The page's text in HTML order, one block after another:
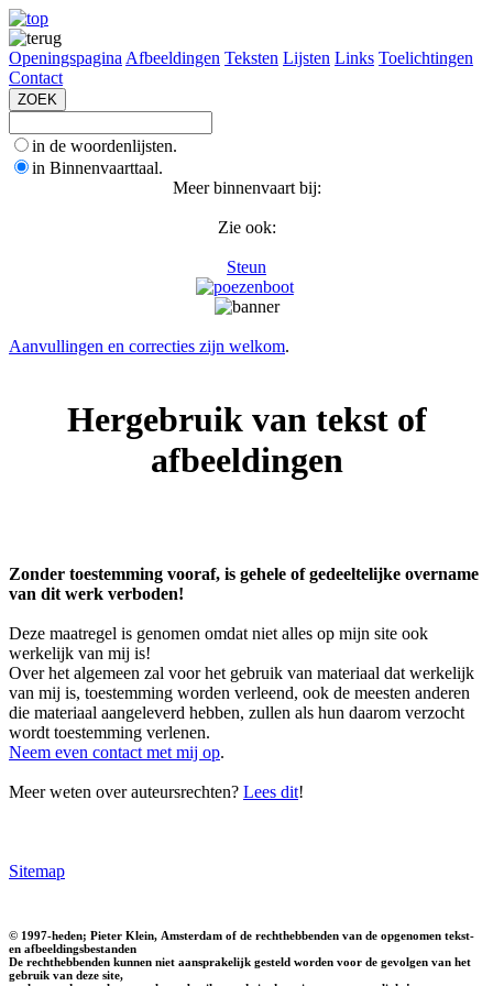
Openingspagina Afbeeldingen Teksten Lijsten Links Toelichtingen
Contact
in de woordenlijsten.
in Binnenvaarttaal.
Meer binnenvaart bij:
Zie ook:
Steun
Aanvullingen en correcties zijn welkom.
Hergebruik van tekst of
afbeeldingen
Zonder toestemming vooraf, is gehele of gedeeltelijke overname
van dit werk verboden!
Deze maatregel is genomen omdat niet alles op mijn site ook
werkelijk van mij is!
Over het algemeen zal voor het gebruik van materiaal dat werkelijk
van mij is, toestemming worden verleend, ook de meesten anderen
die materiaal aangeleverd hebben, zullen als hun daarom verzocht
wordt toestemming verlenen.
Neem even contact met mij op.
Meer weten over auteursrechten? Lees dit!
Sitemap
© 1997-heden; Pieter Klein, Amsterdam of de rechthebbenden van de opgenomen tekst-
en afbeeldingsbestanden
De rechthebbenden kunnen niet aansprakelijk gesteld worden voor de gevolgen van het
gebruik van deze site,